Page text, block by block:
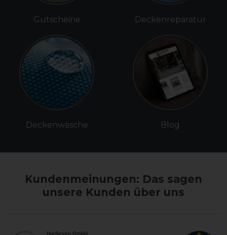
Gutscheine
Deckenwäsche
Deckenreparatur
Blog
Kundenmeinungen: Das sagen
unsere Kunden über uns